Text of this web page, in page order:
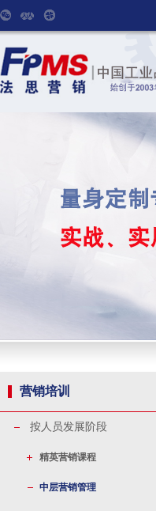
营销培训
按人员发展阶段
精英营销课程
中层营销管理